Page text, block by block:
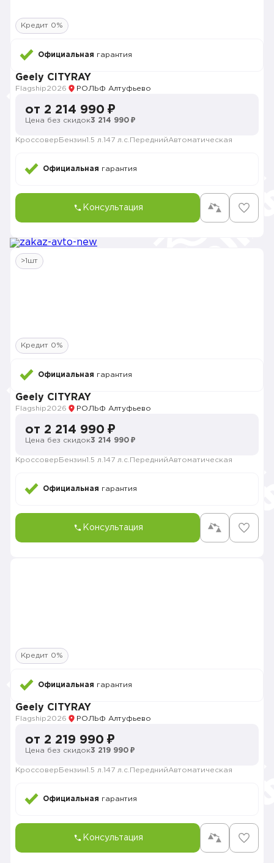
Кредит 0%
Официальная гарантия
Geely CITYRAY
Flagship2026 РОЛЬФ Алтуфьево
от 2 214 990 ₽
Цена без скидок3 214 990 ₽
Кроссовер Бензин1.5 л. 147 л.с. ПереднийАвтоматическая
Официальная гарантия
Консультация
>1шт
Кредит 0%
Официальная гарантия
Geely CITYRAY
Flagship2026 РОЛЬФ Алтуфьево
от 2 214 990 ₽
Цена без скидок3 214 990 ₽
Кроссовер Бензин1.5 л. 147 л.с. ПереднийАвтоматическая
Официальная гарантия
Консультация
Кредит 0%
Официальная гарантия
Geely CITYRAY
Flagship2026 РОЛЬФ Алтуфьево
от 2 219 990 ₽
Цена без скидок3 219 990 ₽
Кроссовер Бензин1.5 л. 147 л.с. ПереднийАвтоматическая
Официальная гарантия
Консультация